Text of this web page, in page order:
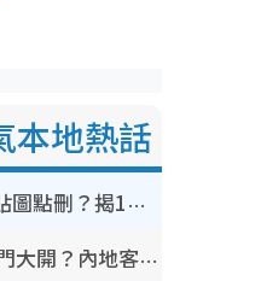
本地熱話
WhatsApp預設貼圖點刪？揭1招「反向操作」還原簡潔介面 附3步實測教學
香港山邊鐵閘邊門大開？內地客困惑意義何在！網民神回覆：呢種叫法理性防禦